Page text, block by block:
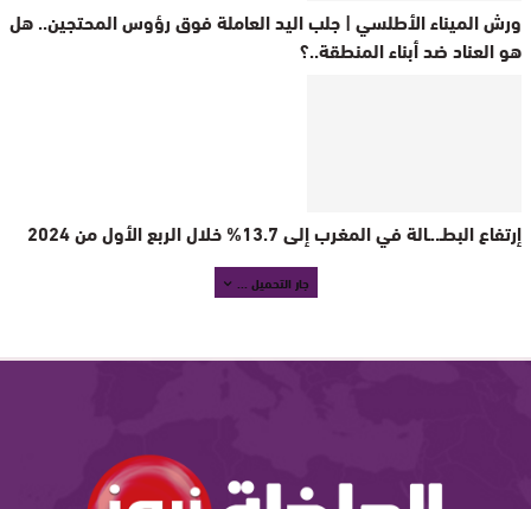
ورش الميناء الأطلسي | جلب اليد العاملة فوق رؤوس المحتجين.. هل
هو العناد ضد أبناء المنطقة..؟
إرتفاع البطـ..ـالة في المغرب إلى ‭13.7‬% خلال الربع الأول من 2024
جار التحميل ...